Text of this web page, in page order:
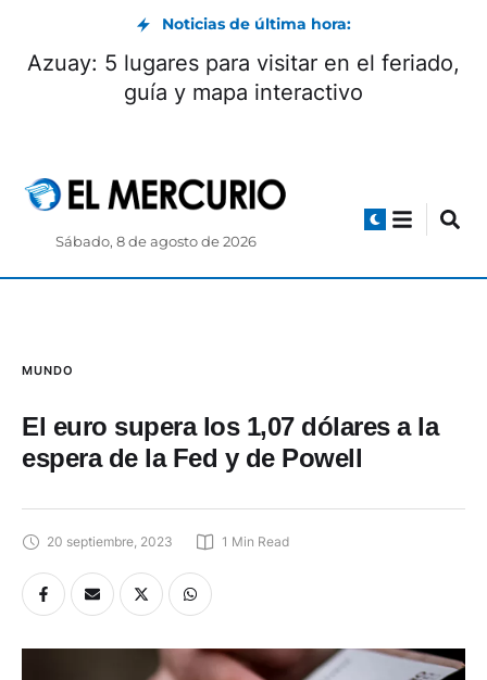
Noticias de última hora:
Azuay: 5 lugares para visitar en el feriado,
guía y mapa interactivo
Sábado, 8 de agosto de 2026
MUNDO
El euro supera los 1,07 dólares a la
espera de la Fed y de Powell
20 septiembre, 2023 1 Min Read